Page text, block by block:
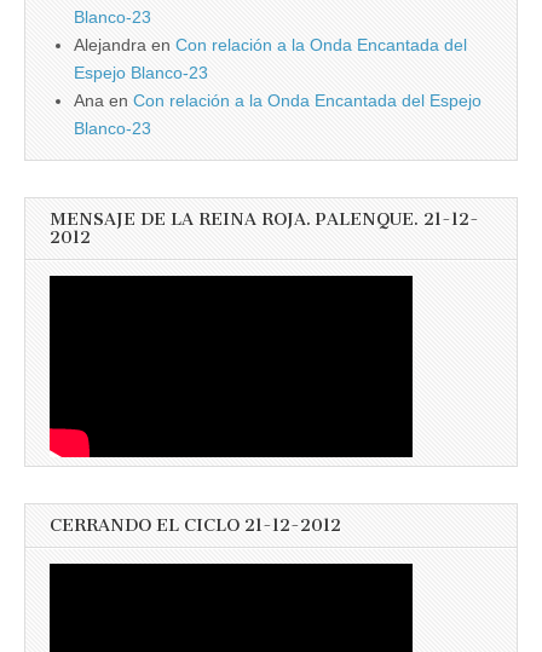
Blanco-23
Alejandra en Con relación a la Onda Encantada del
Espejo Blanco-23
Ana en Con relación a la Onda Encantada del Espejo
Blanco-23
MENSAJE DE LA REINA ROJA. PALENQUE. 21-12-
2012
CERRANDO EL CICLO 21-12-2012